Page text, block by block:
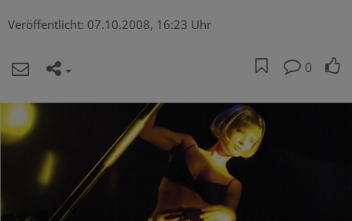
Veröffentlicht: 07.10.2008, 16:23 Uhr
0